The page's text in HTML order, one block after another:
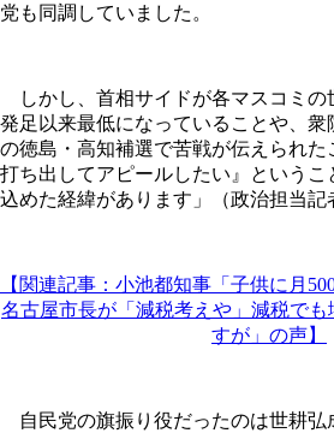
党も同調していました。
しかし、首相サイドが各マスコミの
発足以来最低になっていることや、衆
の徳島・高知補選で苦戦が伝えられ
打ち出してアピールしたい』というこ
込めた経緯があります」（政治担当記
【関連記事：小池都知事「子供に月
名古屋市長が「減税考えや」減税でも
すが」の声】
自民党の旗振り役だったのは世耕弘